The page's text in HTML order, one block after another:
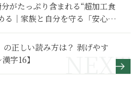
がたっぷり含まれる“超加工食
る｜家族と自分を守る「安心な
の正しい読み方は？ 剥げやす
字16】